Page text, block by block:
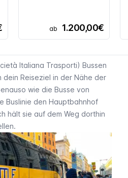
ab 1.200,00€
Italiana Trasporti) Bussen
dein Reiseziel in der Nähe der
wie die Busse von
Buslinie den Hauptbahnhof
hält sie auf dem Weg dorthin